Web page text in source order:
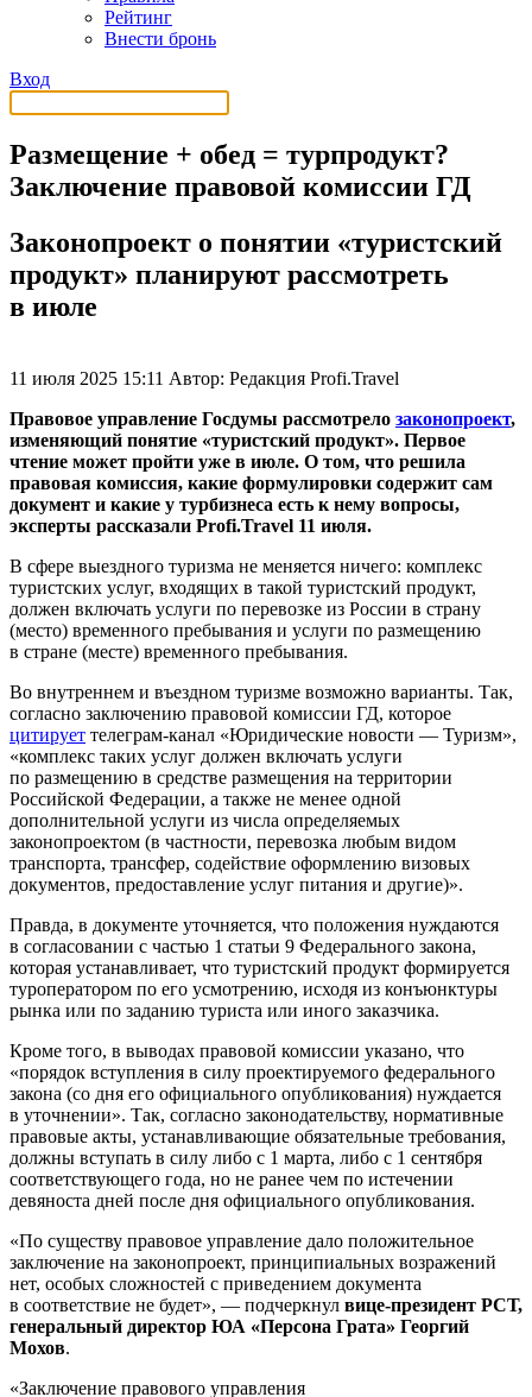
Рейтинг
Внести бронь
Вход
Размещение + обед = турпродукт?
Заключение правовой комиссии ГД
Законопроект о понятии «туристский
продукт» планируют рассмотреть
в июле
11 июля 2025 15:11 Автор: Редакция Profi.Travel
Правовое управление Госдумы рассмотрело законопроект,
изменяющий понятие «туристский продукт». Первое
чтение может пройти уже в июле. О том, что решила
правовая комиссия, какие формулировки содержит сам
документ и какие у турбизнеса есть к нему вопросы,
эксперты рассказали Profi.Travel 11 июля.
В сфере выездного туризма не меняется ничего: комплекс
туристских услуг, входящих в такой туристский продукт,
должен включать услуги по перевозке из России в страну
(место) временного пребывания и услуги по размещению
в стране (месте) временного пребывания.
Во внутреннем и въездном туризме возможно варианты. Так,
согласно заключению правовой комиссии ГД, которое
цитирует телеграм-канал «Юридические новости — Туризм»,
«комплекс таких услуг должен включать услуги
по размещению в средстве размещения на территории
Российской Федерации, а также не менее одной
дополнительной услуги из числа определяемых
законопроектом (в частности, перевозка любым видом
транспорта, трансфер, содействие оформлению визовых
документов, предоставление услуг питания и другие)».
Правда, в документе уточняется, что положения нуждаются
в согласовании с частью 1 статьи 9 Федерального закона,
которая устанавливает, что туристский продукт формируется
туроператором по его усмотрению, исходя из конъюнктуры
рынка или по заданию туриста или иного заказчика.
Кроме того, в выводах правовой комиссии указано, что
«порядок вступления в силу проектируемого федерального
закона (со дня его официального опубликования) нуждается
в уточнении». Так, согласно законодательству, нормативные
правовые акты, устанавливающие обязательные требования,
должны вступать в силу либо с 1 марта, либо с 1 сентября
соответствующего года, но не ранее чем по истечении
девяноста дней после дня официального опубликования.
«По существу правовое управление дало положительное
заключение на законопроект, принципиальных возражений
нет, особых сложностей с приведением документа
в соответствие не будет», — подчеркнул вице-президент РСТ,
генеральный директор ЮА «Персона Грата» Георгий
Мохов.
«Заключение правового управления